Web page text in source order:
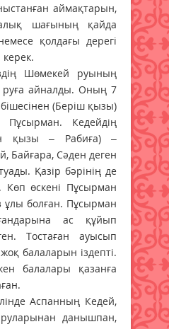
аймақтарын,
шағының қайда
қолдағы дерегі
Шөмекей руының
руға айналды. Оның 7
(Беріш қызы)
Кедейдің
қызы – Рабиға) –
Байғара, Сәден деген
Қазір бәрінің де
өскені Пұсырман
болған. Пұсырман
ас құйып
Тостаған ауысып
балаларын іздепті.
балалары қазанға
Аспанның Кедей,
данышпан,